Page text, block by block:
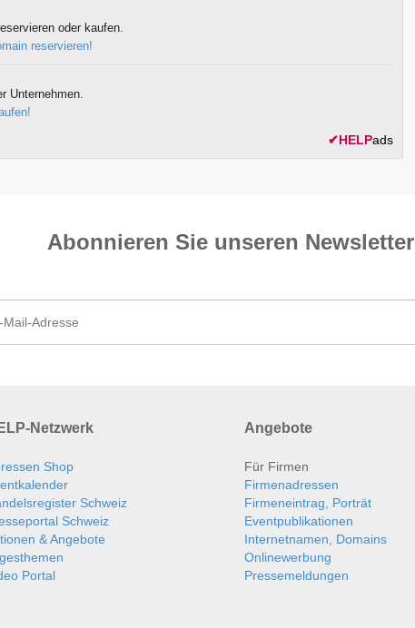
oder kaufen.
reservieren!
Unternehmen.
✔HELPads
Abonnieren Sie unseren News­letter
Netzwerk
Shop
Schweiz
Schweiz
& Angebote
Portal
Angebote
Für Firmen
Firmenadressen
Firmeneintrag, Porträt
Eventpublikationen
Internetnamen, Domains
Onlinewerbung
Pressemeldungen